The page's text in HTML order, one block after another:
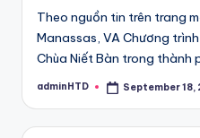
Theo nguồn tin trên trang
Manassas, VA Chương
Chùa Niết Bàn trong thành
Posted
adminHTD September 18,